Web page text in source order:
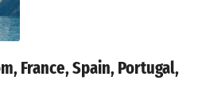
France, Spain, Portugal,